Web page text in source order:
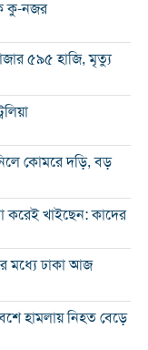
কু-নজর
৫৯৫ হাজি, মৃত্যু
কোমরে দড়ি, বড়
করেই খাইছেন: কাদের
মধ্যে ঢাকা আজ
হামলায় নিহত বেড়ে